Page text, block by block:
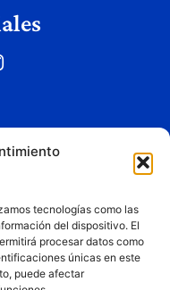
tecnologías como las
del dispositivo. El
procesar datos como
únicas en este
puede afectar
uso
derechos reservados
Studio